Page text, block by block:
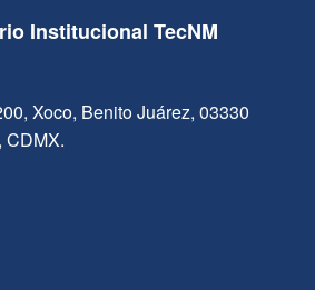
Institucional TecNM
Xoco, Benito Juárez, 03330
CDMX.